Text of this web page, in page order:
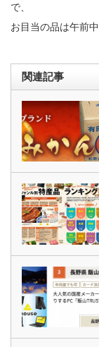
で、
お目当の品は午前
関連記事